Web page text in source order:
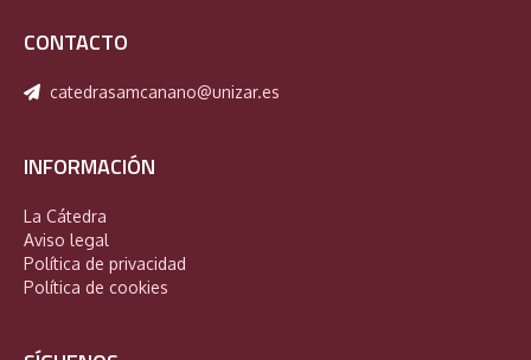
CONTACTO
catedrasamcanano@unizar.es
INFORMACIÓN
La Cátedra
Aviso legal
Política de privacidad
Política de cookies